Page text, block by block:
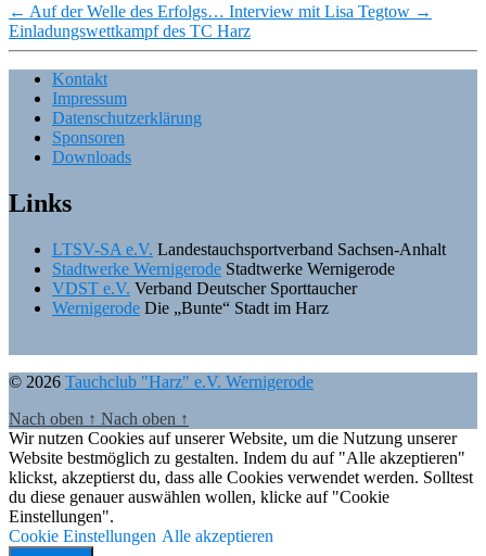
← Auf der Welle des Erfolgs… Interview mit Lisa Tegtow →
Einladungswettkampf des TC Harz
Kontakt
Impressum
Datenschutzerklärung
Sponsoren
Downloads
Links
LTSV-SA e.V. Landestauchsportverband Sachsen-Anhalt
Stadtwerke Wernigerode Stadtwerke Wernigerode
VDST e.V. Verband Deutscher Sporttaucher
Wernigerode Die „Bunte“ Stadt im Harz
© 2026 Tauchclub "Harz" e.V. Wernigerode
Nach oben ↑ Nach oben ↑
Wir nutzen Cookies auf unserer Website, um die Nutzung unserer
Website bestmöglich zu gestalten. Indem du auf "Alle akzeptieren"
klickst, akzeptierst du, dass alle Cookies verwendet werden. Solltest
du diese genauer auswählen wollen, klicke auf "Cookie
Einstellungen".
Cookie Einstellungen Alle akzeptieren